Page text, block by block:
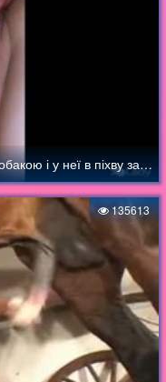
Жінка з великої пиздой трахнулась з собакою і у неї в піхву застряг вузол
135613